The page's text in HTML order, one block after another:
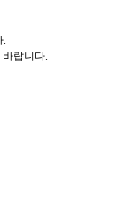
.
랍니다.